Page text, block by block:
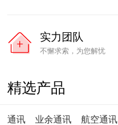
实力团队
不懈求索，为您解忧
精选产品
通讯 业余通讯 航空通讯